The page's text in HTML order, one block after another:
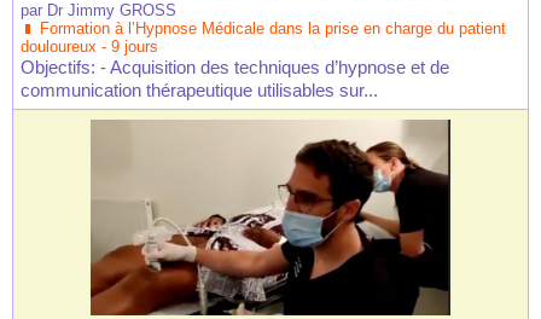
par Dr Jimmy GROSS
Formation à l’Hypnose Médicale dans la prise en charge du patient
douloureux - 9 jours
Objectifs: - Acquisition des techniques d’hypnose et de
communication thérapeutique utilisables sur...